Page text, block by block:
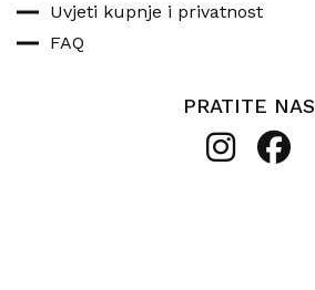
Uvjeti kupnje i privatnost
FAQ
PRATITE NAS